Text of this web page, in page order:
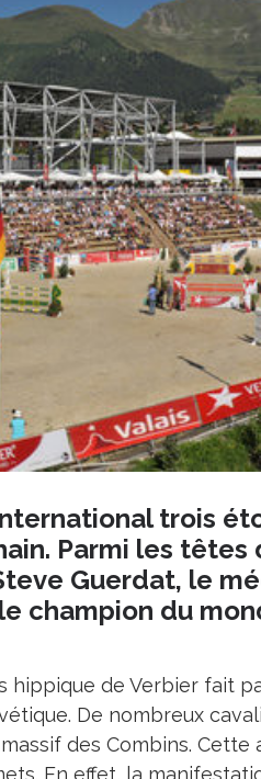
trois
Parmi les têtes
Guerdat, le
champion du
hippique de Verbier fait
De nombreux
des Combins.
En effet, la